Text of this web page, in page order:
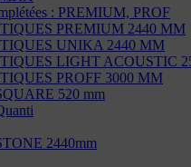
: PREMIUM, PROF
PREMIUM 2440 MM
UNIKA 2440 MM
LIGHT ACOUSTIC
PROFF 3000 MM
520 mm
2440mm